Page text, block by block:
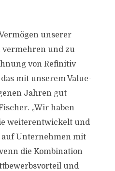
unserer
und zu
von Refinitiv
mit unserem Value-
Jahren gut
„Wir haben
weiterentwickelt und
Unternehmen mit
die Kombination
und